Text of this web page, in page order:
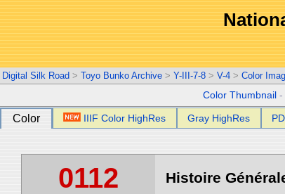
Digital Silk Road > Toyo Bunko Archive > Y-III-7-8 > V-4 > Color
Color Thumbnail
Color IIIF Color HighRes Gray HighRes
0112 Histoire